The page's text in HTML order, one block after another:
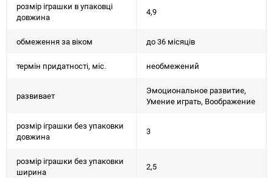
розмір іграшки в упаковці
довжина
4,9
обмеження за віком до 36 місяців
термін придатності, міс. необмежений
развивает
Эмоциональное развитие,
Умение играть, Воображение
розмір іграшки без упаковки
довжина
3
розмір іграшки без упаковки
ширина
2,5